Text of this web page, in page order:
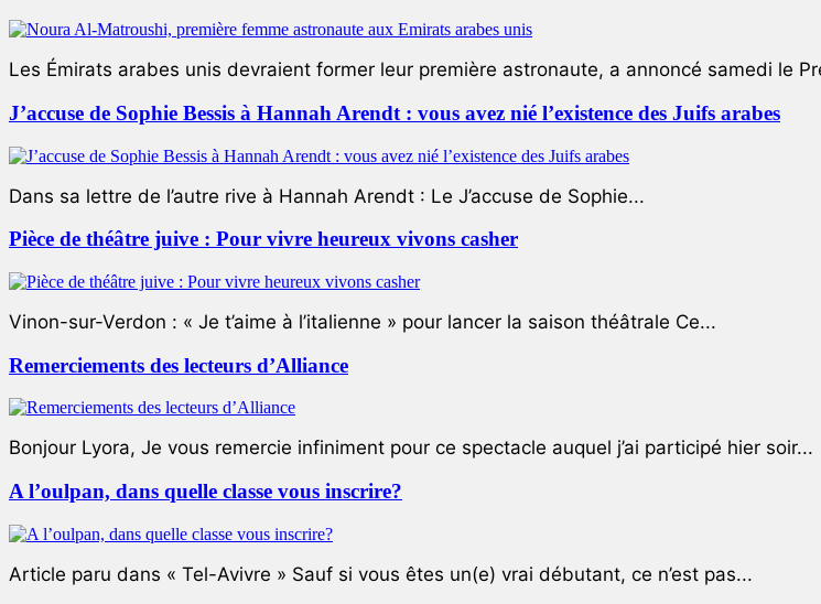
Les Émirats arabes unis devraient former leur première astronaute, a annoncé samedi le
J’accuse de Sophie Bessis à Hannah Arendt : vous avez nié l’existence des Juifs arabes
Dans sa lettre de l’autre rive à Hannah Arendt : Le J’accuse de Sophie...
Pièce de théâtre juive : Pour vivre heureux vivons casher
Vinon-sur-Verdon : « Je t’aime à l’italienne » pour lancer la saison théâtrale Ce...
Remerciements des lecteurs d’Alliance
Bonjour Lyora, Je vous remercie infiniment pour ce spectacle auquel j’ai participé hier soir...
A l’oulpan, dans quelle classe vous inscrire?
Article paru dans « Tel-Avivre » Sauf si vous êtes un(e) vrai débutant, ce n’est pas...